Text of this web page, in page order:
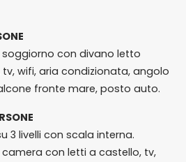
con divano letto
wifi, aria condizionata, angolo
fronte mare, posto auto.
3 livelli con scala interna.
con letti a castello, tv,